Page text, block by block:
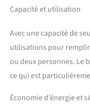
Capacité et utilisation
Avec une capacité de
utilisations pour
ou deux personnes. Le
ce qui est
Économie d’énergie et